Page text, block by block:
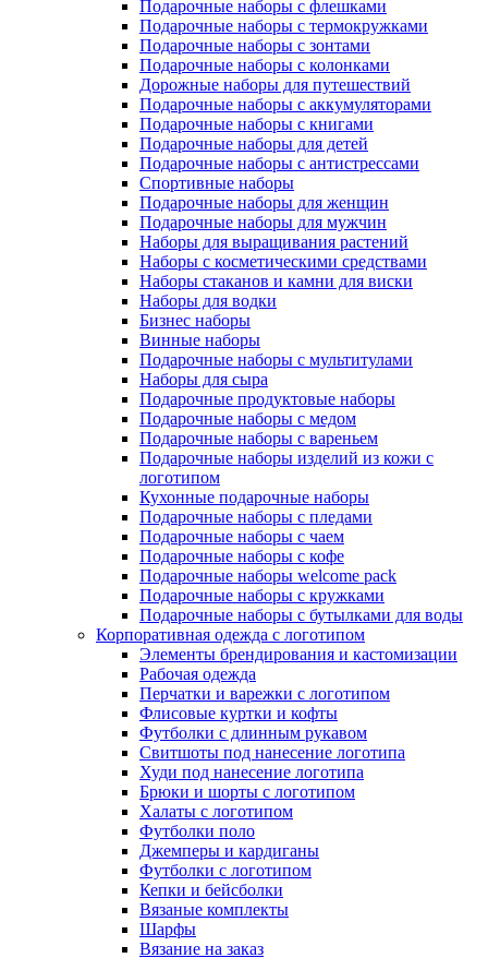
Подарочные наборы с флешками
Подарочные наборы с термокружками
Подарочные наборы с зонтами
Подарочные наборы с колонками
Дорожные наборы для путешествий
Подарочные наборы с аккумуляторами
Подарочные наборы с книгами
Подарочные наборы для детей
Подарочные наборы с антистрессами
Спортивные наборы
Подарочные наборы для женщин
Подарочные наборы для мужчин
Наборы для выращивания растений
Наборы с косметическими средствами
Наборы стаканов и камни для виски
Наборы для водки
Бизнес наборы
Винные наборы
Подарочные наборы с мультитулами
Наборы для сыра
Подарочные продуктовые наборы
Подарочные наборы с медом
Подарочные наборы с вареньем
Подарочные наборы изделий из кожи с
логотипом
Кухонные подарочные наборы
Подарочные наборы с пледами
Подарочные наборы с чаем
Подарочные наборы с кофе
Подарочные наборы welcome pack
Подарочные наборы с кружками
Подарочные наборы с бутылками для воды
Корпоративная одежда с логотипом
Элементы брендирования и кастомизации
Рабочая одежда
Перчатки и варежки с логотипом
Флисовые куртки и кофты
Футболки с длинным рукавом
Свитшоты под нанесение логотипа
Худи под нанесение логотипа
Брюки и шорты с логотипом
Халаты с логотипом
Футболки поло
Джемперы и кардиганы
Футболки с логотипом
Кепки и бейсболки
Вязаные комплекты
Шарфы
Вязание на заказ